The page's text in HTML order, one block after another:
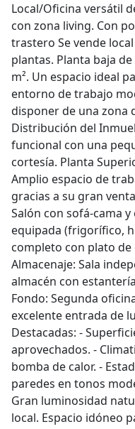
Local/Oficina versátil
con zona living. Con
trastero Se vende
plantas. Planta baja
m². Un espacio ideal
entorno de trabajo
disponer de una zona
Distribución del
funcional con una
cortesía. Planta
Amplio espacio de
gracias a su gran
Salón con sofá-cama
equipada (frigorífico,
completo con plato
Almacenaje: Sala
almacén con
Fondo: Segunda
excelente entrada de
Destacadas: -
aprovechados. -
bomba de calor. -
paredes en tonos
Gran luminosidad
local. Espacio idóneo